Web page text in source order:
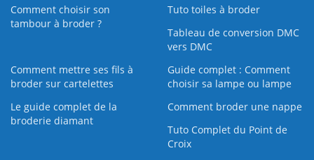
Comment choisir son
tambour à broder ?
Tuto toiles à broder
Tableau de conversion DMC
vers DMC
Comment mettre ses fils à
broder sur cartelettes
Guide complet : Comment
choisir sa lampe ou lampe
Le guide complet de la
broderie diamant
Comment broder une nappe
Tuto Complet du Point de
Croix